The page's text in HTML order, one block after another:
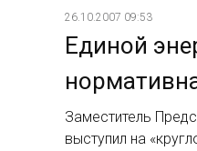
26.10.2007 09:53
Единой
Заместитель
выступил на